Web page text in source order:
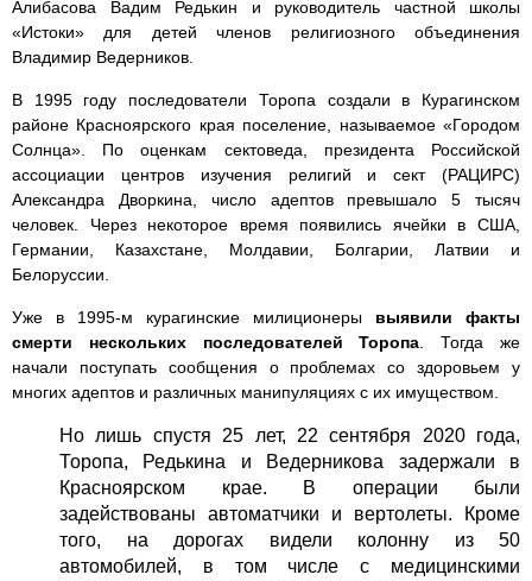
Алибасова Вадим Редькин и руководитель частной школы
«Истоки» для детей членов религиозного объединения
Владимир Ведерников.
В 1995 году последователи Торопа создали в Курагинском
районе Красноярского края поселение, называемое «Городом
Солнца». По оценкам сектоведа, президента Российской
ассоциации центров изучения религий и сект (РАЦИРС)
Александра Дворкина, число адептов превышало 5 тысяч
человек. Через некоторое время появились ячейки в США,
Германии, Казахстане, Молдавии, Болгарии, Латвии и
Белоруссии.
Уже в 1995-м курагинские милиционеры выявили факты
смерти нескольких последователей Торопа. Тогда же
начали поступать сообщения о проблемах со здоровьем у
многих адептов и различных манипуляциях с их имуществом.
Но лишь спустя 25 лет, 22 сентября 2020 года,
Торопа, Редькина и Ведерникова задержали в
Красноярском крае. В операции были
задействованы автоматчики и вертолеты. Кроме
того, на дорогах видели колонну из 50
автомобилей, в том числе с медицинскими